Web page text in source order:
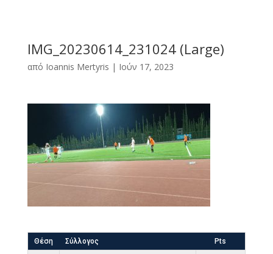
IMG_20230614_231024 (Large)
από Ioannis Mertyris | Ιούν 17, 2023
Θέση Σύλλογος Pts